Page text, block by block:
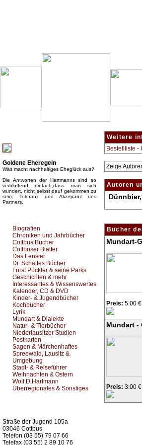
Goldene Eheregeln
Was macht nachhaltiges Eheglück aus?
Die Antworten der Hartmanns sind so
verblüffend einfach,dass man sich
wundert, nicht selbst dauf gekommen zu
sein. Toleranz und Akzepanz des
Partners,
Biografien
Chroniken und Jahrbücher
Cottbus Bücher
Cottbuser Blätter
Das Fenster
Dr. Schattes Bücher
Fürst Pückler & seine Parks
Geschichten & mehr
Interessantes & Wissenswertes
Kalender, CD & DVD
Kinder- & Jugendbücher
Kochbücher
Lyrik
Mundart & Dialekte
Natur- & Tierbücher
Niederlausitzer Studien
Postkarten
Sagen & Märchenhaftes
Spreewald, Lausitz &
Umgebung
Stadt- & Reiseführer
Weihnachten & Ostern
Wolf D.Hartmann
Überregionales & Sonstiges
Straße der Jugend 105a
03046 Cottbus
Telefon (03 55) 79 07 66
Telefax (03 55) 2 89 10 76
Weitere
Bestellliste -
Zeige
Autoren
Bücher
Mundart-
Preis: 5.00 €
Mundart -
Preis: 3.00 €